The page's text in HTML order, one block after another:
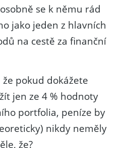
se k němu rád
jako jeden z hlavních
na cestě za finanční
pokud dokážete
jen ze 4 % hodnoty
portfolia, peníze by
nikdy neměly
že?